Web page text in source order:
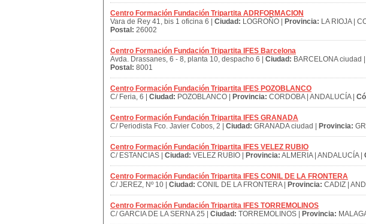
Centro Formación Fundación Tripartita ADRFORMACION
Vara de Rey 41, bis 1 oficina 6 | Ciudad: LOGROÑO | Provincia: LA RIOJA |
Postal: 26002
Centro Formación Fundación Tripartita IFES Barcelona
Avda. Drassanes, 6 - 8, planta 10, despacho 6 | Ciudad: BARCELONA ciudad |
Postal: 8001
Centro Formación Fundación Tripartita IFES POZOBLANCO
C/ Feria, 6 | Ciudad: POZOBLANCO | Provincia: CORDOBA | ANDALUCÍA |
Centro Formación Fundación Tripartita IFES GRANADA
C/ Periodista Fco. Javier Cobos, 2 | Ciudad: GRANADA ciudad | Provincia:
Centro Formación Fundación Tripartita IFES VELEZ RUBIO
C/ ESTANCIAS | Ciudad: VELEZ RUBIO | Provincia: ALMERIA | ANDALUCÍA |
Centro Formación Fundación Tripartita IFES CONIL DE LA FRONTERA
C/ JEREZ, Nº 10 | Ciudad: CONIL DE LA FRONTERA | Provincia: CADIZ |
Centro Formación Fundación Tripartita IFES TORREMOLINOS
C/ GARCIA DE LA SERNA 25 | Ciudad: TORREMOLINOS | Provincia: